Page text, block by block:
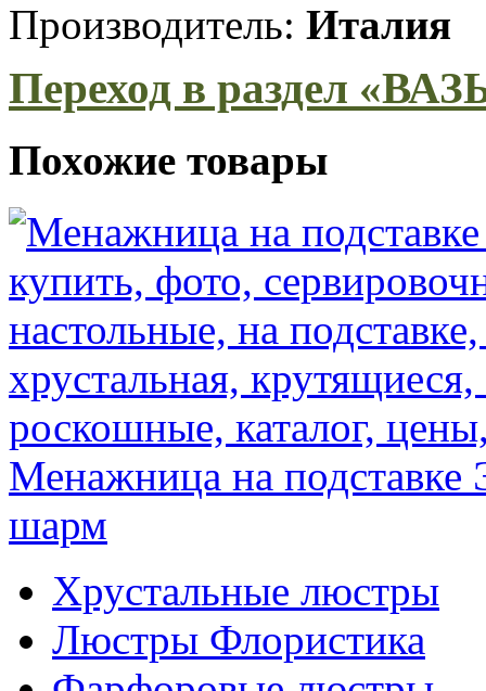
Производитель: Италия
Переход в раздел
Похожие товары
Менажница на
шарм
Хрустальные люстры
Люстры Флористика